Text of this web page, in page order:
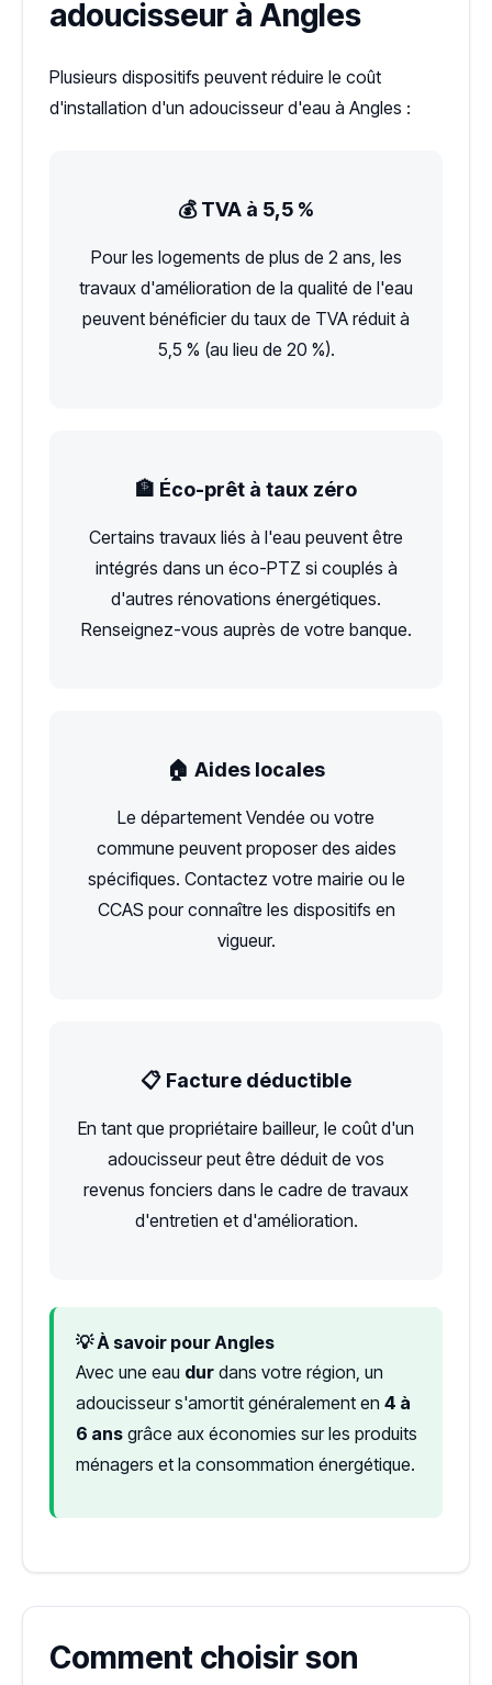
adoucisseur à Angles
Plusieurs dispositifs peuvent réduire le coût
d'installation d'un adoucisseur d'eau à Angles :
💰 TVA à 5,5 %
Pour les logements de plus de 2 ans, les
travaux d'amélioration de la qualité de l'eau
peuvent bénéficier du taux de TVA réduit à
5,5 % (au lieu de 20 %).
🏦 Éco-prêt à taux zéro
Certains travaux liés à l'eau peuvent être
intégrés dans un éco-PTZ si couplés à
d'autres rénovations énergétiques.
Renseignez-vous auprès de votre banque.
🏠 Aides locales
Le département Vendée ou votre
commune peuvent proposer des aides
spécifiques. Contactez votre mairie ou le
CCAS pour connaître les dispositifs en
vigueur.
📋 Facture déductible
En tant que propriétaire bailleur, le coût d'un
adoucisseur peut être déduit de vos
revenus fonciers dans le cadre de travaux
d'entretien et d'amélioration.
💡 À savoir pour Angles
Avec une eau dur dans votre région, un
adoucisseur s'amortit généralement en 4 à
6 ans grâce aux économies sur les produits
ménagers et la consommation énergétique.
Comment choisir son